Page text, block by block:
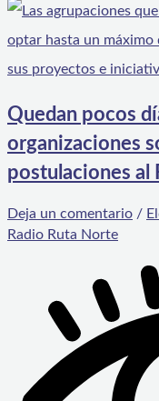
Quedan pocos
organizaciones
postulaciones al
Deja un comentario /
Radio Ruta Norte